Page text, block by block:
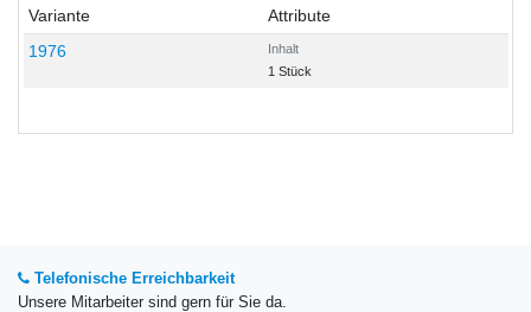
Variante
Attribute
1976
Inhalt
1 Stück
Telefonische Erreichbarkeit
Unsere Mitarbeiter sind gern für Sie da.